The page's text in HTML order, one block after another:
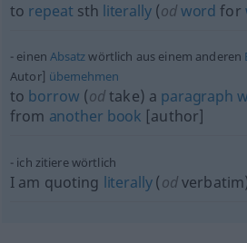
to repeat sth literally(odword for
einenAbsatzwörtlich aus einem anderen
Autor] übernehmen
to borrow (odtake) a paragraph
from another book [author]
ich zitiere wörtlich
I am quoting literally(od